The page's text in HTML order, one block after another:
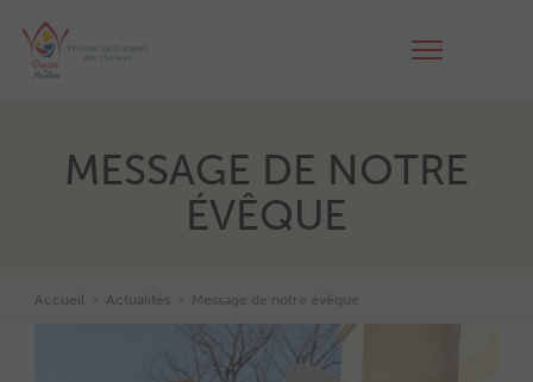
MESSAGE DE NOTRE
ÉVÊQUE
Accueil Actualités Message de notre évêque